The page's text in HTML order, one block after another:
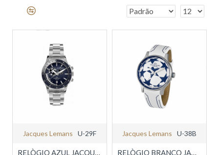
Jacques Lemans U-29F
RELÒGIO AZUL JACQUES-LEMANS CHAMPIONS LEAGUE
Jacques Lemans U-38B
RELÒGIO BRANCO JACQUES-LEMANS CHAMPIONS LEAGUE